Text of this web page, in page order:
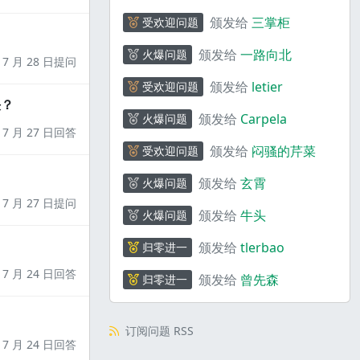
7 月 28 日提问
7 月 27 日回答
7 月 27 日提问
7 月 24 日回答
7 月 24 日回答
受欢迎问题 颁发给 三掌柜
火爆问题 颁发给 一路向北
受欢迎问题 颁发给 letier
火爆问题 颁发给 Carpela
受欢迎问题 颁发给 闷骚的芹菜
火爆问题 颁发给 玄霄
火爆问题 颁发给 牛头
归零进一 颁发给 tlerbao
归零进一 颁发给 曾先森
订阅问题 RSS